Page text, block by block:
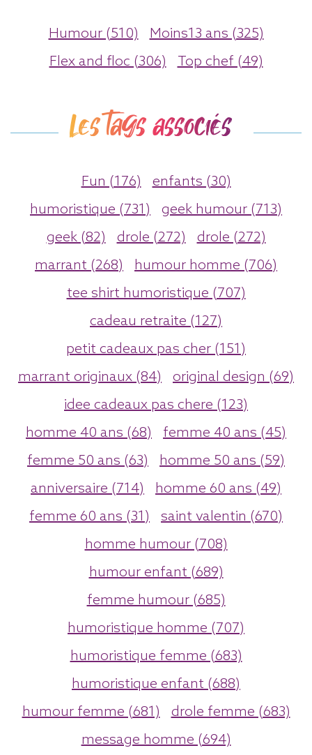
Humour (510)
Moins13 ans (325)
Flex and floc (306)
Top chef (49)
Les tags associés
Fun (176)
enfants (30)
humoristique (731)
geek humour (713)
geek (82)
drole (272)
drole (272)
marrant (268)
humour homme (706)
tee shirt humoristique (707)
cadeau retraite (127)
petit cadeaux pas cher (151)
marrant originaux (84)
original design (69)
idee cadeaux pas chere (123)
homme 40 ans (68)
femme 40 ans (45)
femme 50 ans (63)
homme 50 ans (59)
anniversaire (714)
homme 60 ans (49)
femme 60 ans (31)
saint valentin (670)
homme humour (708)
humour enfant (689)
femme humour (685)
humoristique homme (707)
humoristique femme (683)
humoristique enfant (688)
humour femme (681)
drole femme (683)
message homme (694)